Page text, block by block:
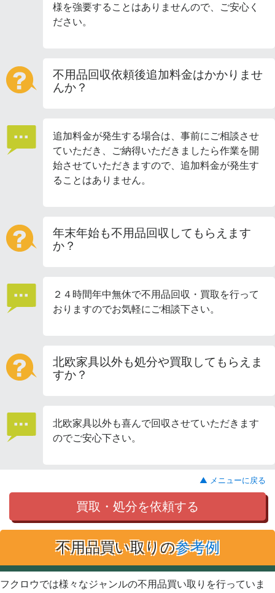
様を強要することはありませんので、ご安心く
ださい。
不用品回収依頼後追加料金はかかりませ
んか？
追加料金が発生する場合は、事前にご相談させ
ていただき、ご納得いただきましたら作業を開
始させていただきますので、追加料金が発生す
ることはありません。
年末年始も不用品回収してもらえます
か？
２４時間年中無休で不用品回収・買取を行って
おりますのでお気軽にご相談下さい。
北欧家具以外も処分や買取してもらえま
すか？
北欧家具以外も喜んで回収させていただきます
のでご安心下さい。
▲ メニューに戻る
買取・処分を依頼する
不用品買い取りの参考例
フクロウでは様々なジャンルの不用品買い取りを行っていま